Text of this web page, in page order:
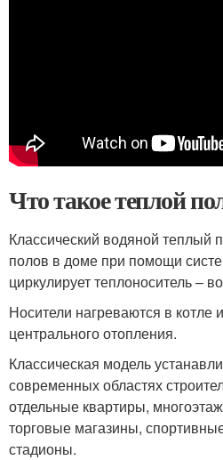
Что такое теплой
Классический водяной теплый
полов в доме при помощи
циркулирует теплоноситель –
Носители нагреваются в котле
центрального отопления.
Классическая модель
современных областях
отдельные квартиры,
торговые магазины,
стадионы.